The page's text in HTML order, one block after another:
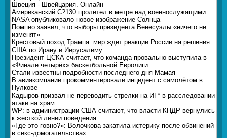
Швеция - Швейцария. Онлайн
Американский С?130 пролетел в метре над военнослужащими
NASA опубликовало новое изображение Солнца
Помпео заявил, что выборы президента Венесуэлы «ничего не
изменят»
Крестовый поход Трампа: мир ждет реакции России на решения
США по Ирану и Иерусалиму
Президент ЦСКА считает, что команда провально выступила в
«Финале четырёх» баскетбольной Евролиги
Стали известны подробности последнего дня Мамая
В авиакомпании прокомментировали инцидент с самолётом в
Пулкове
Кадыров призвал не переводить стрелки на ИГ* в расследовании
атаки на храм
WP: в администрации США считают, что власти КНДР вернулись
к жесткой линии поведения
«Где это говно?»: Волочкова закатила истерику после обвинений
в секс-домогательствах